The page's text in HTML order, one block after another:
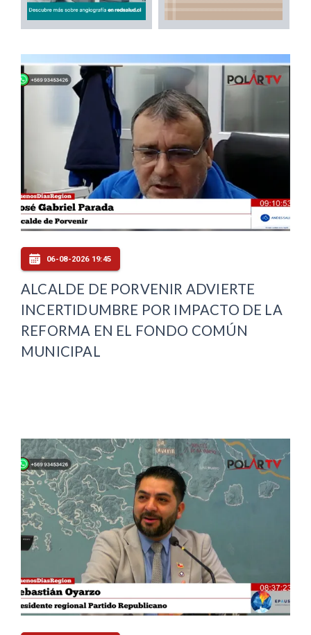
06-08-2026 19:45
ALCALDE DE PORVENIR ADVIERTE
INCERTIDUMBRE POR IMPACTO DE LA
REFORMA EN EL FONDO COMÚN
MUNICIPAL